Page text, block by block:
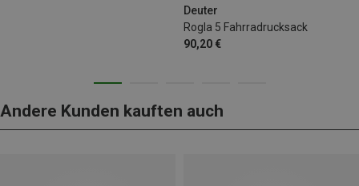
Deuter
Rogla 5 Fahrradrucksack
90,20 €
Andere Kunden kauften auch